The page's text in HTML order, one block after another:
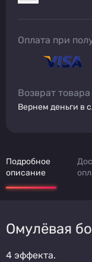
Оплата при
Возврат товара
Вернем деньги в
Подробное
описание
Омулёвая
4 эффекта.